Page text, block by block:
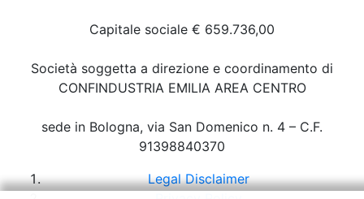
Capitale sociale € 659.736,00
Società soggetta a direzione e coordinamento di
CONFINDUSTRIA EMILIA AREA CENTRO
sede in Bologna, via San Domenico n. 4 – C.F.
91398840370
Legal Disclaimer